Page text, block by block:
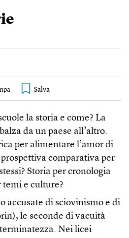
la storia e come? La
da un paese all’altro.
per alimentare l’amor di
comparativa per
Storia per cronologia
temi e culture?
accusate di sciovinismo e di
le seconde di vacuità
Nei licei